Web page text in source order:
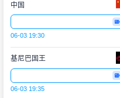
中国
06-03 19:30
基尼巴国王
06-03 19:35